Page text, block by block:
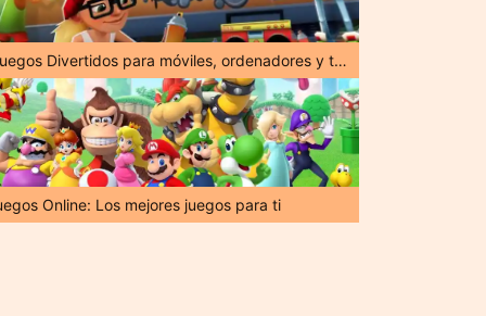
¡Juegos Divertidos para móviles, ordenadores y tabletas!
Online: Los mejores juegos para ti